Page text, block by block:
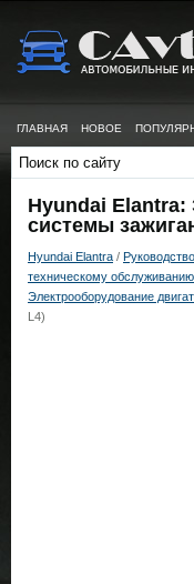
ГЛАВНАЯ НОВОЕ
Hyundai Elantra:
системы
Hyundai Elantra /
техническому
Электрооборудование
L4)